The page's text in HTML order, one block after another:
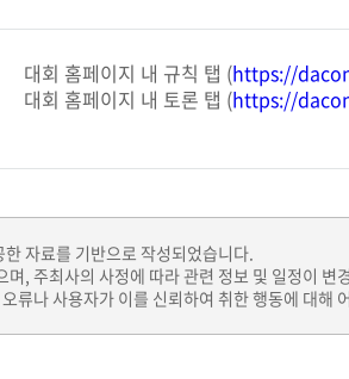
대회 홈페이지 내 규칙 탭 (https://
대회 홈페이지 내 토론 탭 (https://
자료를 기반으로 작성되었습니다.
며, 주최사의 사정에 따라 관련 정보 및 일정이
류나 사용자가 이를 신뢰하여 취한 행동에 대해